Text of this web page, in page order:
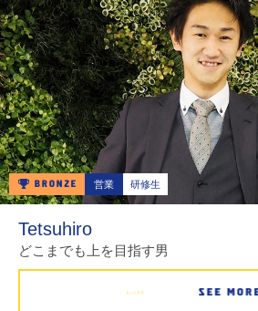
営業 研修生
Tetsuhiro
どこまでも上を目指す男
もっとみる